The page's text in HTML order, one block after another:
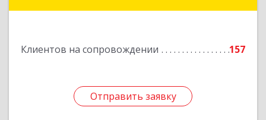
Клиентов на сопровождении 157
Отправить заявку
Подробнее
Отправить заявку